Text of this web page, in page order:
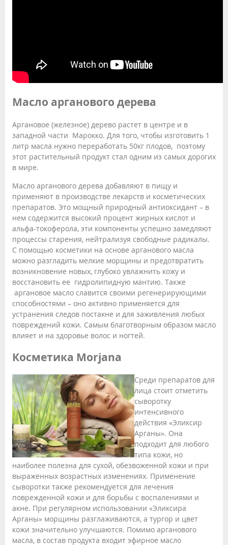
Масло арганового дерева
Аргановое (железное) дерево растет в центре и в
западной части Марокко. Для того, чтобы изготовить 1
литр масла нужно переработать 50кг плодов, поэтому
этот растительный продукт стал одним из самых дорогих
в мире.
Масло арганового дерева добавляют в пищу и
применяют в производстве лекарств и косметических
препаратов. Это мощный природный антиоксидант – в
нем содержится высокий процент жирных кислот и
альфа-токоферола, эти компоненты успешно замедляют
процессы старения, нейтрализуя свободные радикалы.
С помощью косметики на основе арганового масла
можно разгладить мелкие морщины и предотвратить
возникновение новых, глубоко увлажнить кожу и
восстановить ее гидролипидную мантию. Также
аргановое масло славится своими регенерирующими
способностями – оно активно применяется для
устранения следов постакне и для заживления любых
повреждений кожи. Самым благотворным образом масло
влияет и на здоровье волос и ногтей.
Косметика Morjana
Среди препаратов для
лица стоит отметить
сыворотку
интенсивного
действия «Эликсир
Арганы». Она
подходит для любого
типа кожи, но
наиболее полезна для сухой, обезвоженной кожи и при
выраженных возрастных изменениях. Применение
сыворотки также рекомендуется для лечения
поврежденной кожи и для борьбы с воспалениями и
акне. При регулярном использовании «Эликсира
Арганы» морщины разглаживаются, а тургор и цвет
кожи значительно улучшаются. Помимо арганового
масла, в состав продукта входит эфирное масло